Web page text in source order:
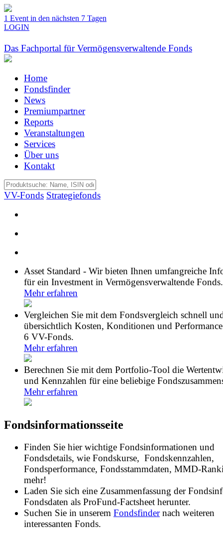
1 Event in den nächsten 7 Tagen
LOGIN
Das Fachportal für Vermögensverwaltende Fonds
Home
Fondsfinder
News
Premiumpartner
Reports
Veranstaltungen
Services
Über uns
Kontakt
VV-Fonds Strategiefonds
Asset Standard - Wir bieten Ihnen umfangreiche
für ein Investment in Vermögensverwaltende Fonds.
Mehr erfahren
Vergleichen Sie mit dem Fondsvergleich schnell
übersichtlich Kosten, Konditionen und
6 VV-Fonds.
Mehr erfahren
Berechnen Sie mit dem Portfolio-Tool die
und Kennzahlen für eine beliebige
Mehr erfahren
Fondsinformationsseite
Finden Sie hier wichtige Fondsinformationen und
Fondsdetails, wie Fondskurse, Fondskennzahlen,
Fondsperformance, Fondsstammdaten, MMD-
mehr!
Laden Sie sich eine Zusammenfassung der
Fondsdaten als ProFund-Factsheet herunter.
Suchen Sie in unserem Fondsfindernach weiteren
interessanten Fonds.